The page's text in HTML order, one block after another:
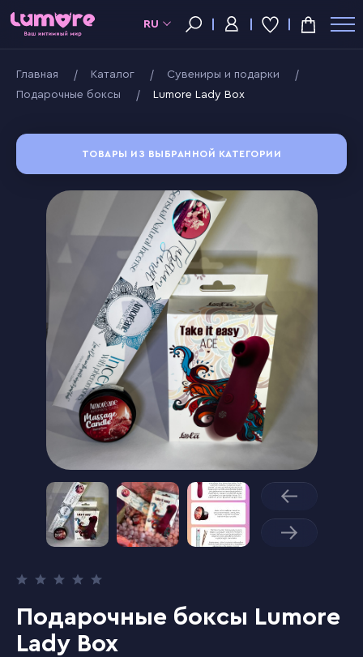
RU
Главная Kаталог
Сувениры и подарки
Подарочные боксы
Lumore Lady Box
ТОВАРЫ ИЗ ВЫБРАННОЙ КАТЕГОРИИ
Подарочные боксы Lumore
Lady Box